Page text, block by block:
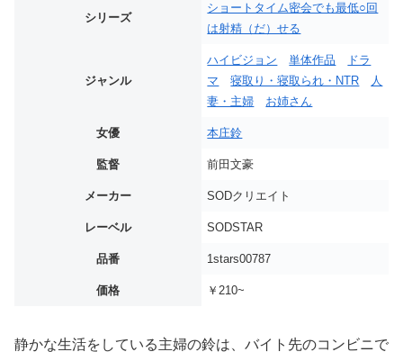
シリーズ
ショートタイム密会でも最低○回
は射精（だ）せる
ジャンル
ハイビジョン 単体作品
ドラ
マ
寝取り・寝取られ・NTR
人
妻・主婦
お姉さん
女優 本庄鈴
監督 前田文豪
メーカー SODクリエイト
レーベル SODSTAR
品番 1stars00787
価格 ￥210~
静かな生活をしている主婦の鈴は、バイト先のコンビニで